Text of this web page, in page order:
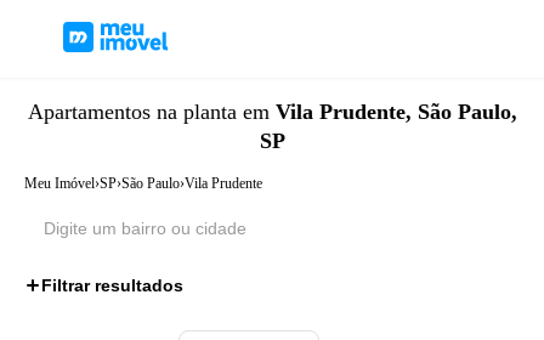
Apartamentos na planta em Vila Prudente, São Paulo,
SP
Meu Imóvel›SP›São Paulo›Vila Prudente
Filtrar resultados